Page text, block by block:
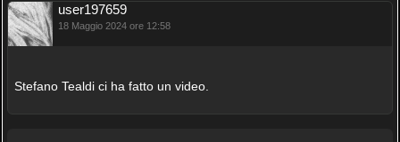
user197659
18 Maggio 2024 ore 12:58
Stefano Tealdi ci ha fatto un video.